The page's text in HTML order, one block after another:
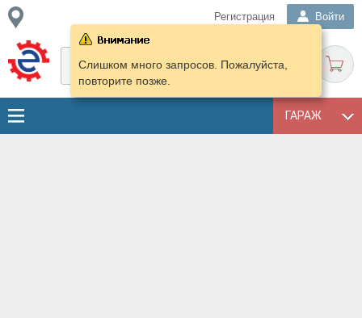
Регистрация Войти
ГАРАЖ
Слишком много запросов. Пожалуйста,
повторите позже.